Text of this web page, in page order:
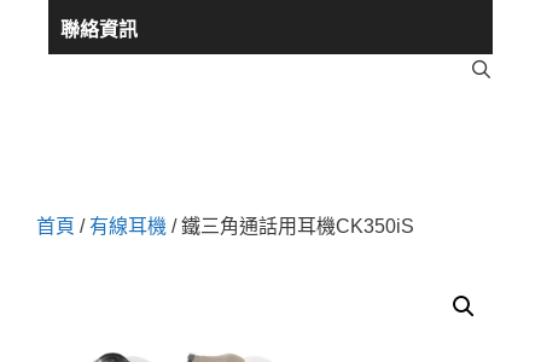
聯絡資訊
首頁 / 有線耳機 / 鐵三角通話用耳機CK350iS